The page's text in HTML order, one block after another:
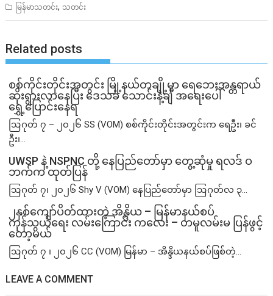
မြန်မာသတင်း, သတင်း
Related posts
စစ်ကိုင်းတိုင်းအတွင်း မြို့နယ်တချို့မှာ ရေဘေးအန္တရာယ်
ဆိုးရွားလာနေပြီး ဒေသခံ သောင်းနဲ့ချီ အရေးပေါ်
ရွှေ့ပြောင်းနေရ
ဩဂုတ် ၇ – ၂၀၂၆ SS (VOM) စစ်ကိုင်းတိုင်းအတွင်းက ရေဦး၊ ခင်
ဦး၊...
UWSP နဲ့ NSPNC တို့ နေပြည်တော်မှာ တွေ့ဆုံမှု ရလဒ် ဝ
ဘက်က ထုတ်ပြန်
ဩဂုတ် ၇၊ ၂၀၂၆ Shy V (VOM) နေပြည်တော်မှာ ဩဂုတ်လ ၃...
၂နှစ်​ကျော်ပိတ်ထားတဲ့ အိန္ဒိယ – မြန်မာနယ်စပ်
ကုန်သွယ်ရေး လမ်းကြောင်း ကလေး – တမူလမ်းမ ပြန်ဖွင့်
တော့မယ်
ဩဂုတ် ၇ ၊ ၂၀၂၆ CC (VOM) မြန်မာ – အိန္ဒိယနယ်စပ်ဖြစ်တဲ့...
LEAVE A COMMENT